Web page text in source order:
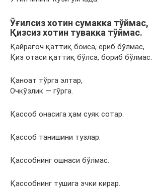
Ўғилсиз хотин сумакка тўймас,
Қизсиз хотин тувакка тўймас.
Қайрағоч қаттиқ боиса, ёриб бўлмас,
Қиз отаси қаттиқ бўлса, бориб бўлмас.
Қаноат тўрга элтар,
Очкўзлик — гўрга.
Қассоб онасига ҳам суяк сотар.
Қассоб танишини тузлар.
Қассобнинг ошнаси бўлмас.
Қассобнинг тушига эчки кирар.